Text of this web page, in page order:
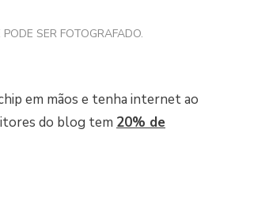
SER FOTOGRAFADO.
em mãos e tenha internet ao
do blog tem 20% de